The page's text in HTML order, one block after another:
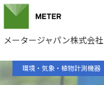
メータージャパン株式会社
環境・気象・植物計測機器